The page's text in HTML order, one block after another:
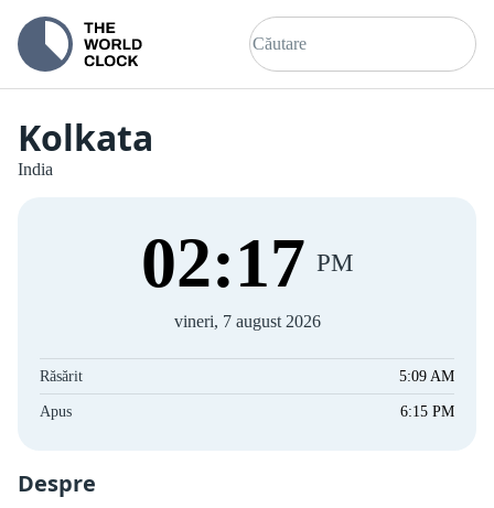
Kolkata
India
02:18 PM
vineri, 7 august 2026
Răsărit 5:09 AM
Apus 6:15 PM
Despre